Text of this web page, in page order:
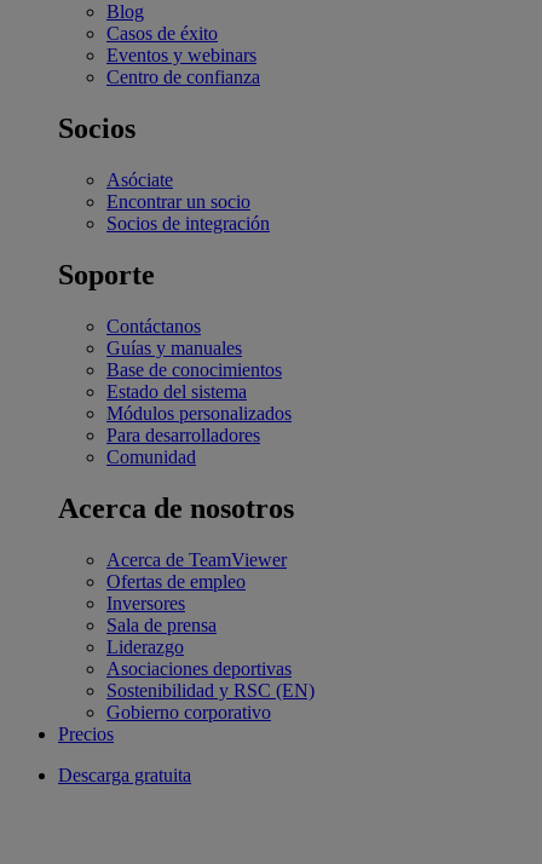
Blog
Casos de éxito
Eventos y webinars
Centro de confianza
Socios
Asóciate
Encontrar un socio
Socios de integración
Soporte
Contáctanos
Guías y manuales
Base de conocimientos
Estado del sistema
Módulos personalizados
Para desarrolladores
Comunidad
Acerca de nosotros
Acerca de TeamViewer
Ofertas de empleo
Inversores
Sala de prensa
Liderazgo
Asociaciones deportivas
Sostenibilidad y RSC (EN)
Gobierno corporativo
Precios
Descarga gratuita